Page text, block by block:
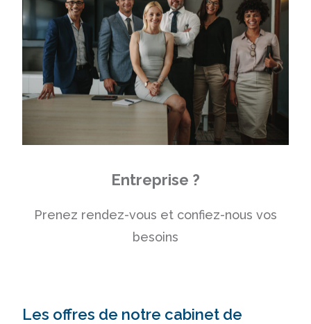
Entreprise ?
Prenez rendez-vous et confiez-nous vos
besoins
Les offres de notre cabinet de